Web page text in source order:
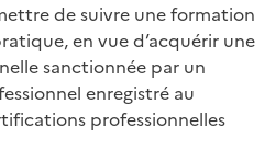
de suivre une formation
en vue d’acquérir une
sanctionnée par un
enregistré au
professionnelles